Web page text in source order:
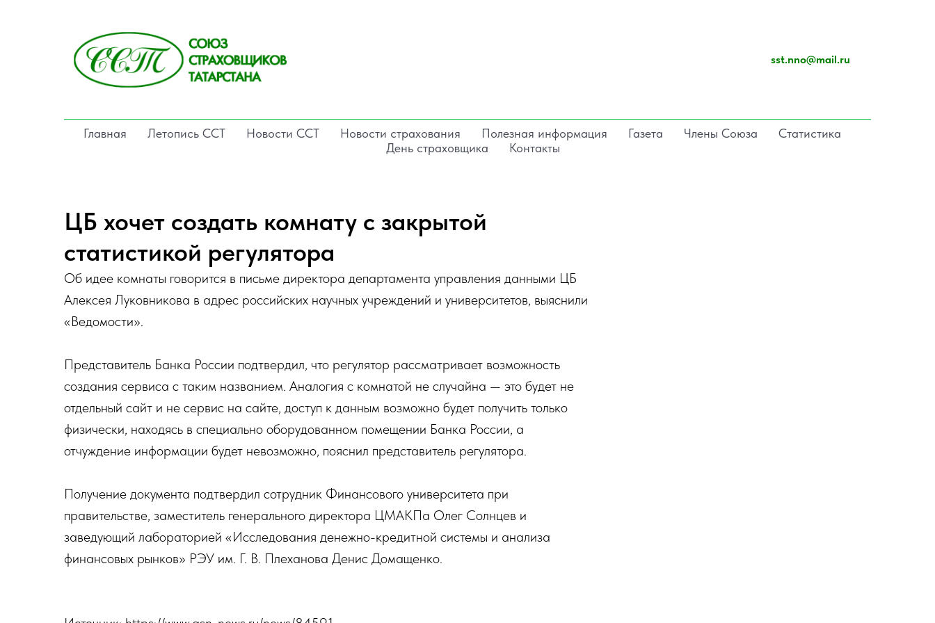
sst.nno@mail.ru
Главная Летопись ССТ Новости ССТ Новости страхования Полезная информация Газета Члены Союза
Статистика
День страховщика
Контакты
ЦБ хочет создать комнату с закрытой
статистикой регулятора
Об идее комнаты говорится в письме директора департамента управления данными ЦБ
Алексея Луковникова в адрес российских научных учреждений и университетов, выяснили
«Ведомости».
Представитель Банка России подтвердил, что регулятор рассматривает возможность
создания сервиса с таким названием. Аналогия с комнатой не случайна — это будет не
отдельный сайт и не сервис на сайте, доступ к данным возможно будет получить только
физически, находясь в специально оборудованном помещении Банка России, а
отчуждение информации будет невозможно, пояснил представитель регулятора.
Получение документа подтвердил сотрудник Финансового университета при
правительстве, заместитель генерального директора ЦМАКПа Олег Солнцев и
заведующий лабораторией «Исследования денежно-кредитной системы и анализа
финансовых рынков» РЭУ им. Г. В. Плеханова Денис Домащенко.